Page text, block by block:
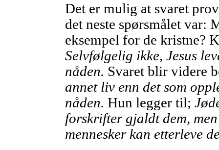
Det er mulig at svaret
det neste spørsmålet var:
eksempel for de kristne?
Selvfølgelig ikke, Jesus
nåden. Svaret blir videre
annet liv enn det som
nåden. Hun legger til;
forskrifter gjaldt dem,
mennesker kan etterleve